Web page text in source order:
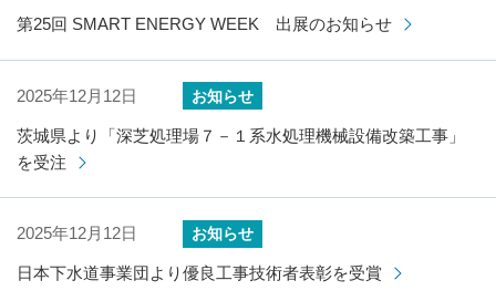
第25回 SMART ENERGY WEEK 出展のお知らせ
2025年12月12日 お知らせ
茨城県より「深芝処理場７－１系水処理機械設備改築工事」
を受注
2025年12月12日 お知らせ
日本下水道事業団より優良工事技術者表彰を受賞